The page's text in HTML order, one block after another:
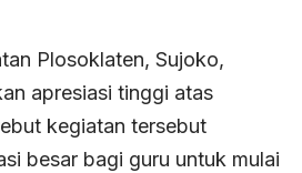
Plosoklaten, Sujoko,
apresiasi tinggi atas
kegiatan tersebut
besar bagi guru untuk mulai